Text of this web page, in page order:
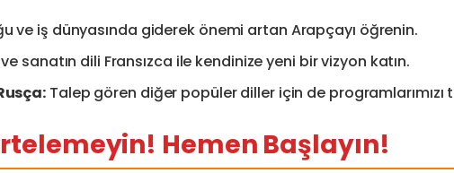
ve iş dünyasında giderek önemi artan Arapçayı öğrenin.
ve sanatın dili Fransızca ile kendinize yeni bir vizyon katın.
Talep gören diğer popüler diller için de programlarımızı
Hemen Başlayın!